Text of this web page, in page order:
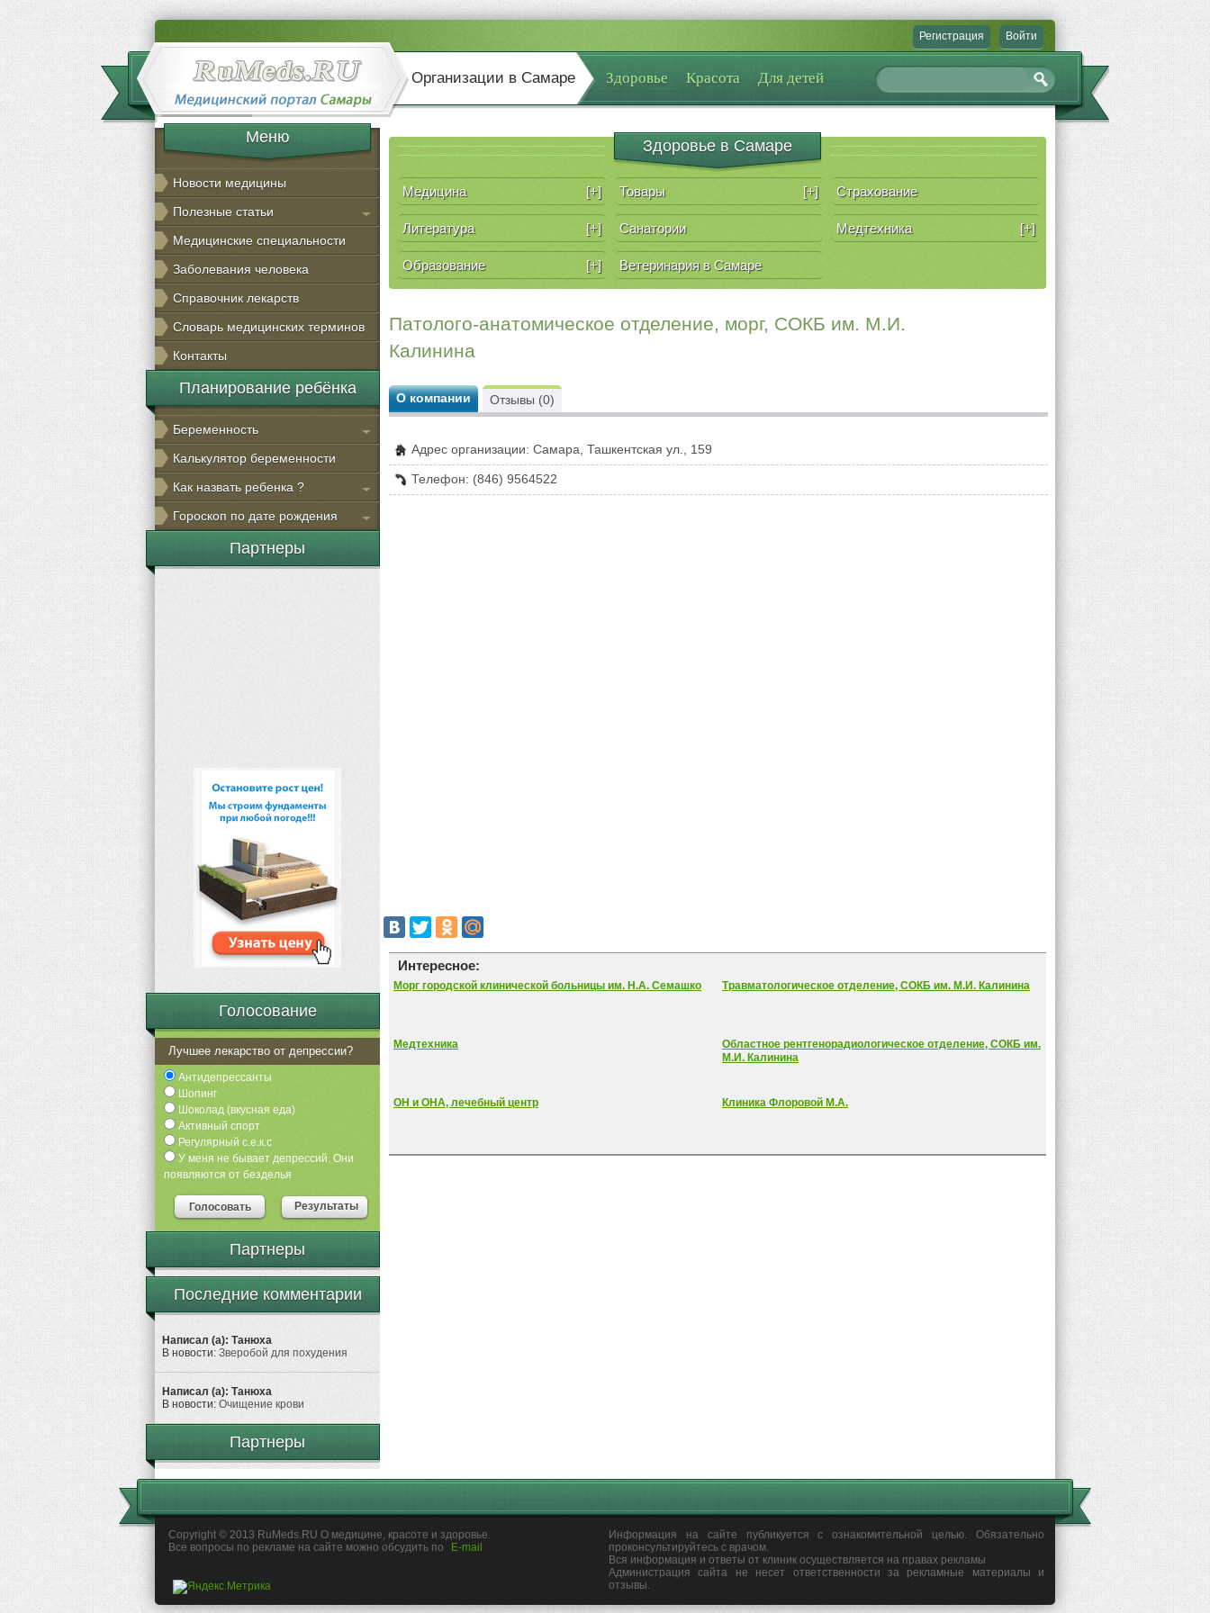
Регистрация Войти
Организации в Самаре Здоровье Красота Для детей
Меню
Новости медицины
Полезные статьи
Медицинские специальности
Заболевания человека
Справочник лекарств
Словарь медицинских терминов
Контакты
Планирование ребёнка
Беременность
Калькулятор беременности
Как назвать ребенка ?
Гороскоп по дате рождения
Партнеры
Голосование
Лучшее лекарство от депрессии?
Антидепрессанты
Шопинг
Шоколад (вкусная еда)
Активный спорт
Регулярный с.е.к.с
У меня не бывает депрессий. Они
появляются от безделья
Голосовать Результаты
Партнеры
Последние комментарии
Написал (а): Танюха
В новости: Зверобой для похудения
Написал (а): Танюха
В новости: Очищение крови
Партнеры
Здоровье в Самаре
Медицина [+] Товары [+] Страхование
Литература [+] Санатории Медтехника [+]
Образование [+] Ветеринария в Самаре
Патолого-анатомическое отделение, морг, СОКБ им. М.И.
Калинина
О компании
Адрес организации: Самара, Ташкентская ул., 159
Телефон: (846) 9564522
Отзывы (0)
Интересное:
Морг городской клинической больницы им. Н.А. Семашко Травматологическое отделение, СОКБ им. М.И. Калинина
Медтехника
Областное рентгенорадиологическое отделение, СОКБ им.
М.И. Калинина
ОН и ОНА, лечебный центр Клиника Флоровой М.А.
Copyright © 2013 RuMeds.RU О медицине, красоте и здоровье.
Все вопросы по рекламе на сайте можно обсудить по
E-mail
Информация на сайте публикуется с ознакомительной целью. Обязательно
проконсультируйтесь с врачом.
Вся информация и ответы от клиник осуществляется на правах рекламы
Администрация сайта не несет ответственности за рекламные материалы и
отзывы.